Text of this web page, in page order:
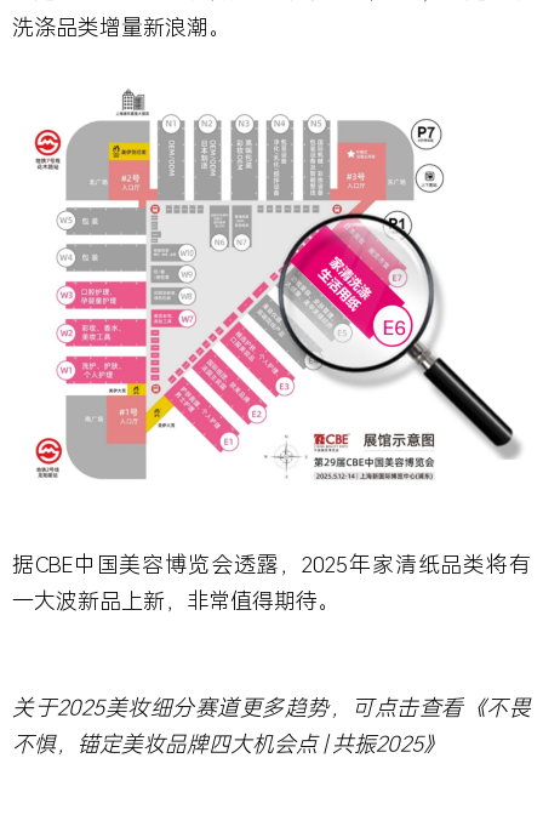
洗涤品类增量新浪潮。
据CBE中国美容博览会透露，2025年家清纸品类将有
一大波新品上新，非常值得期待。
关于2025美妆细分赛道更多趋势，可点击查看《不畏
不惧，锚定美妆品牌四大机会点 |共振2025》